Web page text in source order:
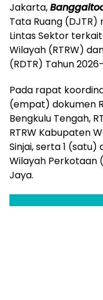
Jakarta,
Tata Ruang
Lintas Sektor
Wilayah (RTRW)
(RDTR) Tahun
Pada rapat
(empat) dokumen
Bengkulu Tengah,
RTRW Kabupaten
Sinjai, serta 1 (satu)
Wilayah Perkotaan
Jaya.